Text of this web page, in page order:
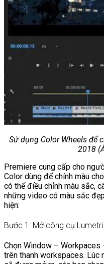
Sử dụng Color Wheels để
2018
Premiere cung cấp cho
Color dùng để chính màu
có thể điều chỉnh màu sắc,
những video có màu sắc
hiện:
Bước 1: Mở công cụ
Chọn Window –
trên thanh workspaces. Lúc